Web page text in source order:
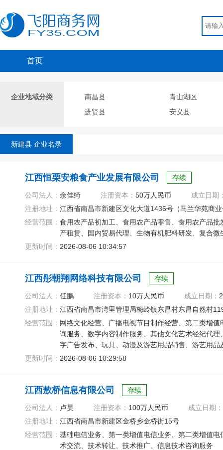
首页
企业地域分类 南昌县
青山湖区
进贤县
安义县
新建县 企业名录
江西恒栗安粮食产业发展有限公司 存续
公司法人： 余佳绮 注册资本： 50万人民币
成立日期
注册地址： 江西省南昌市新建区文化大道1436号（马兰华苑商
经营范围： 食用农产品初加工、食用农产品零售、食用农产品
产租赁、国内贸易代理、生物有机肥料研发、复合
更新时间： 2026-08-06 10:34:57
江西彤朝翔网络科技有限公司 存续
公司法人： 任鹏 注册资本： 10万人民币 成立日期：
注册地址： 江西省南昌市湾里管理局梅岭镇东昌村东昌自然村
经营范围： 网络文化经营、广播电视节目制作经营、第二类增
询服务、数字内容制作服务、其他文化艺术经纪代
字广告发布、玩具、动漫及游艺用品销售、游艺用
更新时间： 2026-08-06 10:29:58
江西敖桥信息有限公司 存续
公司法人： 卢昊 注册资本： 100万人民币
成立日期：
注册地址： 江西省南昌市新建区金桥乡金桥街15号
经营范围： 基础电信业务、第一类增值电信业务、第二类增值
术交流、技术转让、技术推广、信息技术咨询服务